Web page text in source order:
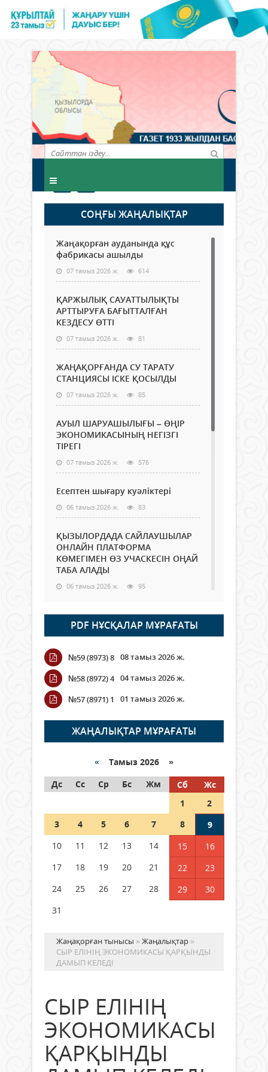
СОҢҒЫ ЖАҢАЛЫҚТАР
Жаңақорған ауданында құс
фабрикасы ашылды
07 тамыз 2026 ж. 614
ҚАРЖЫЛЫҚ САУАТТЫЛЫҚТЫ
АРТТЫРУҒА БАҒЫТТАЛҒАН
КЕЗДЕСУ ӨТТІ
07 тамыз 2026 ж. 81
ЖАҢАҚОРҒАНДА СУ ТАРАТУ
СТАНЦИЯСЫ ІСКЕ ҚОСЫЛДЫ
07 тамыз 2026 ж. 85
АУЫЛ ШАРУАШЫЛЫҒЫ – ӨҢІР
ЭКОНОМИКАСЫНЫҢ НЕГІЗГІ
ТІРЕГІ
07 тамыз 2026 ж. 576
Есептен шығару куәліктері
06 тамыз 2026 ж. 83
ҚЫЗЫЛОРДАДА САЙЛАУШЫЛАР
ОНЛАЙН ПЛАТФОРМА
КӨМЕГІМЕН ӨЗ УЧАСКЕСІН ОҢАЙ
ТАБА АЛАДЫ
06 тамыз 2026 ж. 95
Open Air: Қызылорда облысы
полиция департаменті 20
мыңнан астам көрерменнің
қауіпсіздігін қамтамасыз етті
06 тамыз 2026 ж.
Wi-Fi ҚАБЫРҒА АРҚЫЛЫ ҚАЛАЙ
ӨТЕДІ?
06 тамыз 2026 ж. 273
граждане Казахстана,
05 тамыз 2026 ж. 154
Шетелде жүрген Қазақстан
азаматтары қалай дауыс бере
PDF НҰСҚАЛАР МҰРАҒАТЫ
№59 (8973) 8 08 тамыз 2026 ж.
№58 (8972) 4 04 тамыз 2026 ж.
№57 (8971) 1
01 тамыз 2026 ж.
ЖАҢАЛЫҚТАР МҰРАҒАТЫ
« Тамыз 2026 »
Дс
Сс Ср Бс Жм Сб
Жс
1
2
3
4 5 6 7 8
9
10
11 12 13 14 15
16
17
18 19 20 21 22
23
24
25 26 27 28 29
30
31
Жаңақорған тынысы »Жаңалықтар »
СЫР ЕЛІНІҢ ЭКОНОМИКАСЫ ҚАРҚЫНДЫ
ДАМЫП КЕЛЕДІ
СЫР ЕЛІНІҢ
ЭКОНОМИКАСЫ
ҚАРҚЫНДЫ